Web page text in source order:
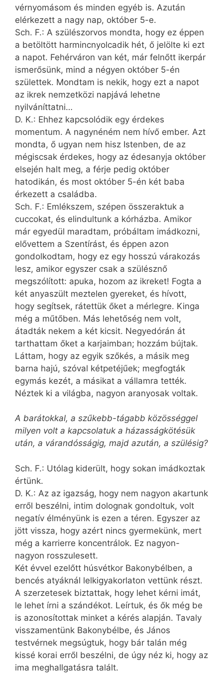
vérnyomásom és minden egyéb is. Azután
elérkezett a nagy nap, október 5-e.
Sch. F.: A szülészorvos mondta, hogy ez éppen
a betöltött harmincnyolcadik hét, ő jelölte ki ezt
a napot. Fehérváron van két, már felnőtt ikerpár
ismerősünk, mind a négyen október 5-én
születtek. Mondtam is nekik, hogy ezt a napot
az ikrek nemzetközi napjává lehetne
nyilváníttatni…
D. K.: Ehhez kapcsolódik egy érdekes
momentum. A nagynéném nem hívő ember. Azt
mondta, ő ugyan nem hisz Istenben, de az
még­iscsak érdekes, hogy az édesanyja október
elsején halt meg, a férje pedig október
hatodikán, és most október 5-én két baba
érkezett a családba.
Sch. F.: Emlékszem, szépen összeraktuk a
cuccokat, és elindultunk a kórházba. Amikor
már egyedül maradtam, próbáltam imádkozni,
elővettem a Szentírást, és éppen azon
gondolkodtam, hogy ez egy hosszú várakozás
lesz, amikor egyszer csak a szülésznő
megszólított: apuka, hozom az ikreket! Fogta a
két anyaszült meztelen gyereket, és hívott,
hogy segítsek, rátettük őket a mérlegre. Kinga
még a műtőben. Más lehetőség nem volt,
átadták nekem a két kicsit. Negyedórán át
tarthattam őket a karjaimban; hozzám bújtak.
Láttam, hogy az egyik szőkés, a másik meg
barna hajú, szóval kétpetéjűek; megfogták
egymás kezét, a másikat a vállamra tették.
Néztek ki a világba, nagyon aranyosak voltak.
A barátokkal, a szűkebb-tágabb közösséggel
milyen volt a kapcsolatuk a házasság­kötésük
után, a várandósságig, majd azután, a szülésig?
Sch. F.: Utólag kiderült, hogy sokan imádkoztak
értünk.
D. K.: Az az igazság, hogy nem nagyon akartunk
erről beszélni, intim dolognak gondoltuk, volt
negatív élményünk is ezen a téren. Egyszer az
jött vissza, hogy azért nincs gyermekünk, mert
még a karrierre koncentrálok. Ez nagyon-
nagyon rosszulesett.
Két évvel ezelőtt húsvétkor Bakonybélben, a
bencés atyáknál lelkigyakorlaton vettünk részt.
A szer­zetesek biztattak, hogy lehet kérni imát,
le lehet írni a szándékot. Leírtuk, és ők még be
is azonosítottak minket a kérés alapján. Tavaly
visszamentünk Bakonybélbe, és János
testvérnek megsúgtuk, hogy bár talán még
kissé korai erről beszélni, de úgy néz ki, hogy az
ima meghallgatásra talált.